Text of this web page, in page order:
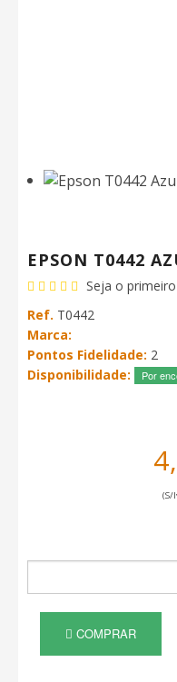
EPSON T0442
Seja o
Ref. T0442
Marca:
Pontos Fidelidade: 2
Disponibilidade:
Por
(S/
COMPRAR